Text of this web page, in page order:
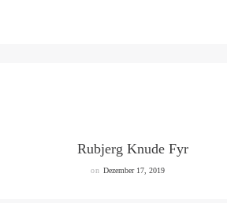
Rubjerg Knude Fyr
on Dezember 17, 2019